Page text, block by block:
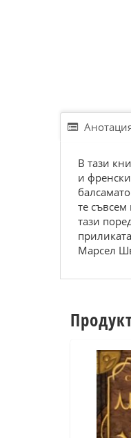
В тази
и
те
тази
Марсел